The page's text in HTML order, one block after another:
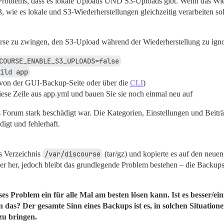
es lokale und S3-Wiederherstellungen gleichzeitig verarbeiten
zu zwingen, den S3-Upload während der Wiederherstellung zu
app
der GUI-Backup-Seite oder über die CLI)
Zeile aus app.yml und bauen Sie sie noch einmal neu auf
stark beschädigt war. Die Kategorien, Einstellungen und
und fehlerhaft.
Verzeichnis /var/discourse (tar/gz) und kopierte es auf den
her, jedoch bleibt das grundlegende Problem bestehen – die
Problem ein für alle Mal am besten lösen kann. Ist es besser/
Der gesamte Sinn eines Backups ist es, in solchen
bringen.